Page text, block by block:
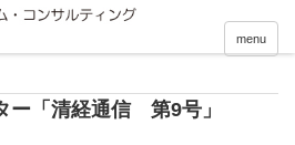
menu
ー「清経通信 第9号」